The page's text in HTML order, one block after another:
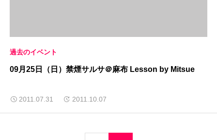
過去のイベント
09月25日（日）禁煙サルサ＠麻布 Lesson by Mitsue
2011.07.31 2011.10.07